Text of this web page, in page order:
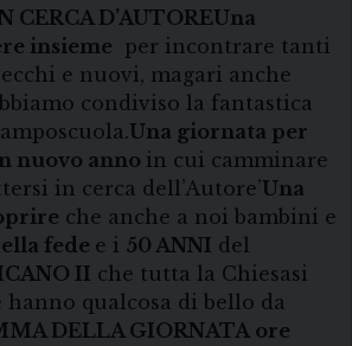
CERCA D’AUTOREUna
insieme per incontrare tanti
e nuovi, magari anche
condiviso la fantastica
Una giornata per
nuovo anno in cui camminare
in cerca dell’Autore’Una
che anche a noi bambini e
fede e i 50 ANNI del
II che tutta la Chiesasi
hanno qualcosa di bello da
DELLA GIORNATA ore